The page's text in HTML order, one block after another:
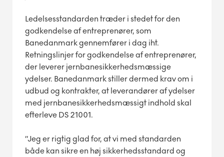
Ledelsesstandarden træder i stedet for den
godkendelse af entreprenører, som
Banedanmark gennemfører i dag iht.
Retningslinjer for godkendelse af entreprenører,
der leverer jernbanesikkerhedsmæssige
ydelser. Banedanmark stiller dermed krav om i
udbud og kontrakter, at leverandører af ydelser
med jernbanesikkerhedsmæssigt indhold skal
efterleve DS 21001.
”Jeg er rigtig glad for, at vi med standarden
både kan sikre en høj sikkerhedsstandard og